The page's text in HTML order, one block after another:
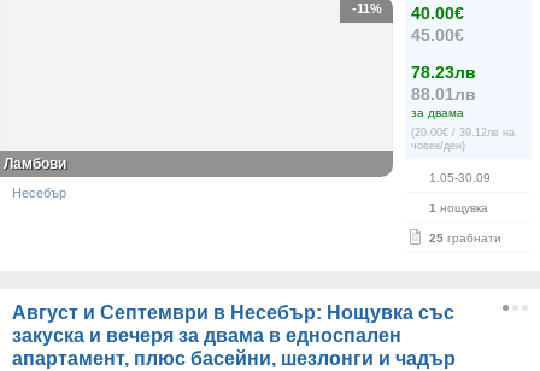
40.00€
45.00€
78.23лв
88.01лв
за двама
(20.00€ / 39.12лв на
човек/ден)
1.05-30.09
1 нощувка
25 грабнати
-11%
Ламбови
Несебър
Август и Септември в Несебър: Нощувка със
закуска и вечеря за двама в едноспален
апартамент, плюс басейни, шезлонги и чадър